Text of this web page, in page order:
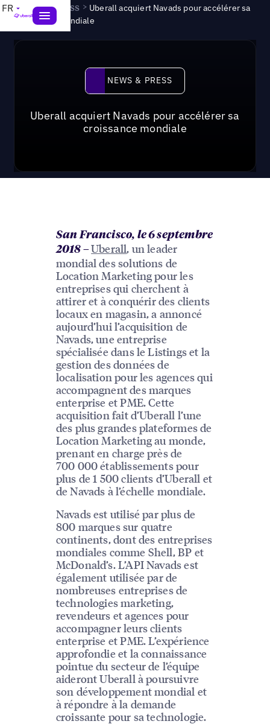
FR News & Press > Uberall acquiert Navads pour accélérer sa
croissance mondiale
News & Press
NEWS & PRESS
Uberall acquiert Navads pour accélérer sa
croissance mondiale
San Francisco, le 6 septembre
2018 –Uberall, un leader
mondial des solutions de
Location Marketing pour les
entreprises qui cherchent à
attirer et à conquérir des clients
locaux en magasin, a annoncé
aujourd’hui l’acquisition de
Navads, une entreprise
spécialisée dans le Listings et la
gestion des données de
localisation pour les agences qui
accompagnent des marques
enterprise et PME. Cette
acquisition fait d’Uberall l’une
des plus grandes plateformes de
Location Marketing au monde,
prenant en charge près de
700 000 établissements pour
plus de 1 500 clients d’Uberall et
de Navads à l’échelle mondiale.
Navads est utilisé par plus de
800 marques sur quatre
continents, dont des entreprises
mondiales comme Shell, BP et
McDonald’s. L’API Navads est
également utilisée par de
nombreuses entreprises de
technologies marketing,
revendeurs et agences pour
accompagner leurs clients
enterprise et PME. L’expérience
approfondie et la connaissance
pointue du secteur de l’équipe
aideront Uberall à poursuivre
son développement mondial et
à répondre à la demande
croissante pour sa technologie.